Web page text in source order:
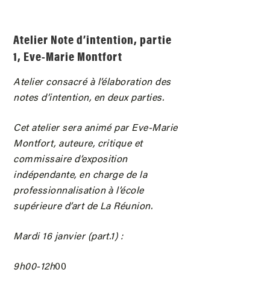
Atelier Note d’intention, partie
1, Eve-Marie Montfort
Atelier consacré à l’élaboration des
notes d’intention, en deux parties.
Cet atelier sera animé par Eve-Marie
Montfort, auteure, critique et
commissaire d’exposition
indépendante, en charge de la
professionnalisation à l’école
supérieure d’art de La Réunion.
Mardi 16 janvier (part.1) :
9h00-12h00